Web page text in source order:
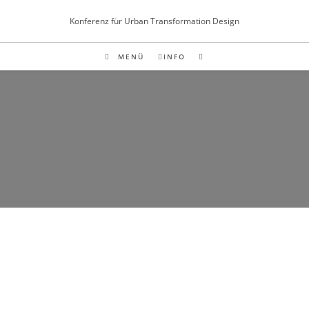
Konferenz für Urban Transformation Design
MENÜ INFO